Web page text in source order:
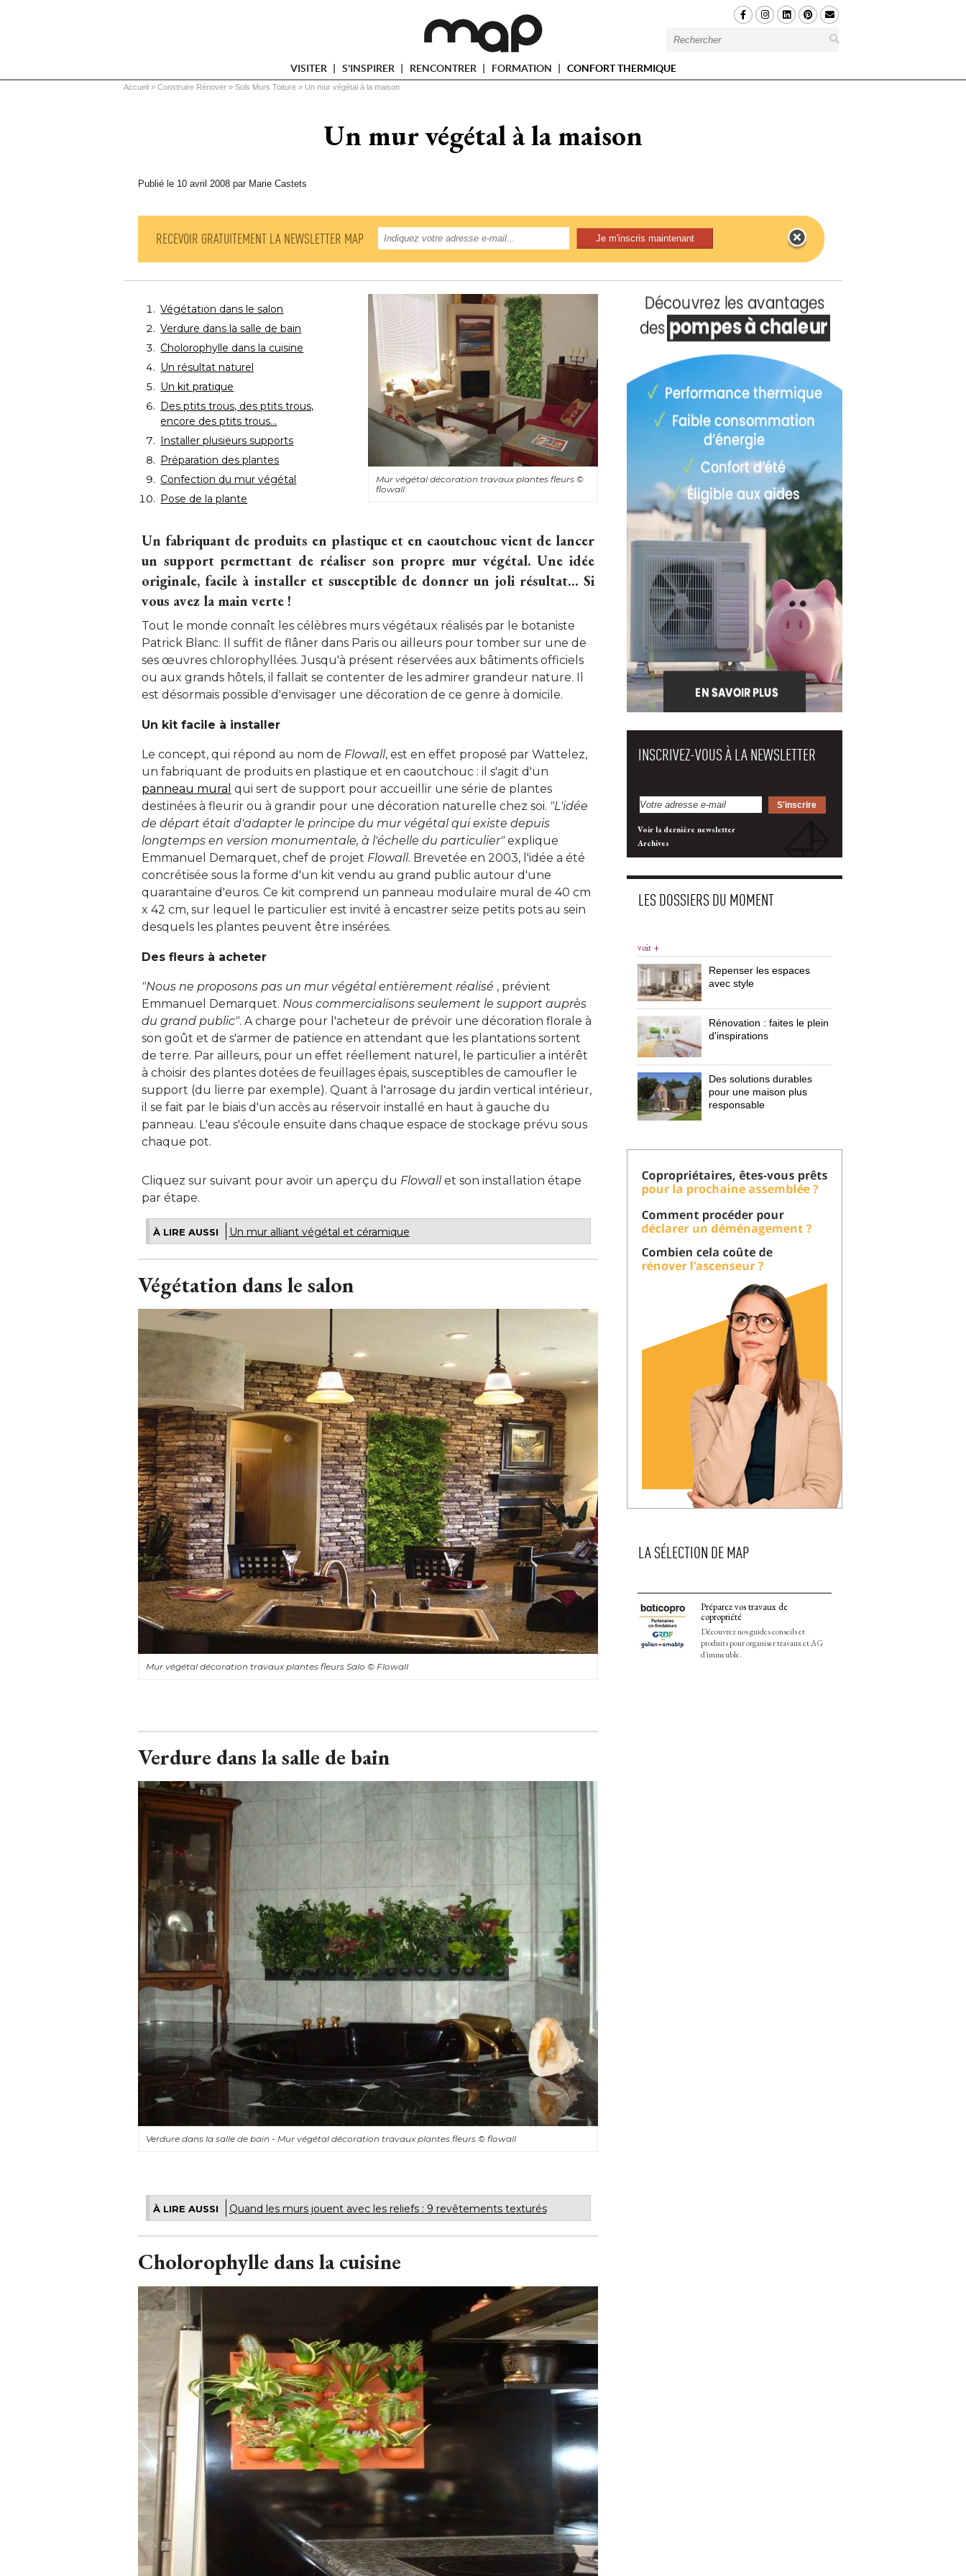
VISITER S'INSPIRER RENCONTRER FORMATION CONFORT THERMIQUE
Vous êtes ici
Accueil » Construire Rénover » Sols Murs Toiture » Un mur végétal à la maison
Un mur végétal à la maison
Publié le 10 avril 2008 par Marie Castets
RECEVOIR GRATUITEMENT LA NEWSLETTER MAP
Mur végétal décoration travaux plantes fleurs ©
flowall
Végétation dans le salon
Verdure dans la salle de bain
Cholorophylle dans la cuisine
Un résultat naturel
Un kit pratique
Des ptits trous, des ptits trous,
encore des ptits trous...
Installer plusieurs supports
Préparation des plantes
Confection du mur végétal
Pose de la plante
Un fabriquant de produits en plastique et en caoutchouc vient de lancer
un support permettant de réaliser son propre mur végétal. Une idée
originale, facile à installer et susceptible de donner un joli résultat... Si
vous avez la main verte !
Tout le monde connaît les célèbres murs végétaux réalisés par le botaniste
Patrick Blanc. Il suffit de flâner dans Paris ou ailleurs pour tomber sur une de
ses œuvres chlorophyllées. Jusqu'à présent réservées aux bâtiments officiels
ou aux grands hôtels, il fallait se contenter de les admirer grandeur nature. Il
est désormais possible d'envisager une décoration de ce genre à domicile.
Un kit facile à installer
Le concept, qui répond au nom de Flowall, est en effet proposé par Wattelez,
un fabriquant de produits en plastique et en caoutchouc : il s'agit d'un
panneau mural qui sert de support pour accueillir une série de plantes
destinées à fleurir ou à grandir pour une décoration naturelle chez soi. "L'idée
de départ était d'adapter le principe du mur végétal qui existe depuis
longtemps en version monumentale, à l'échelle du particulier" explique
Emmanuel Demarquet, chef de projet Flowall. Brevetée en 2003, l'idée a été
concrétisée sous la forme d'un kit vendu au grand public autour d'une
quarantaine d'euros. Ce kit comprend un panneau modulaire mural de 40 cm
x 42 cm, sur lequel le particulier est invité à encastrer seize petits pots au sein
desquels les plantes peuvent être insérées.
Des fleurs à acheter
"Nous ne proposons pas un mur végétal entièrement réalisé , prévient
Emmanuel Demarquet. Nous commercialisons seulement le support auprès
du grand public". A charge pour l'acheteur de prévoir une décoration florale à
son goût et de s'armer de patience en attendant que les plantations sortent
de terre. Par ailleurs, pour un effet réellement naturel, le particulier a intérêt
à choisir des plantes dotées de feuillages épais, susceptibles de camoufler le
support (du lierre par exemple). Quant à l'arrosage du jardin vertical intérieur,
il se fait par le biais d'un accès au réservoir installé en haut à gauche du
panneau. L'eau s'écoule ensuite dans chaque espace de stockage prévu sous
chaque pot.
Cliquez sur suivant pour avoir un aperçu du Flowallet son installation étape
par étape.
À LIRE AUSSI Un mur alliant végétal et céramique
Végétation dans le salon
Mur végétal décoration travaux plantes fleurs Salo© Flowall
Verdure dans la salle de bain
Verdure dans la salle de bain - Mur végétal décoration travaux plantes fleurs© flowall
À LIRE AUSSI Quand les murs jouent avec les reliefs : 9 revêtements texturés
Cholorophylle dans la cuisine
INSCRIVEZ-VOUS À LA NEWSLETTER
Voir la dernière newsletter
Archives
LES DOSSIERS DU MOMENT
voir +
Repenser les espaces
avec style
Rénovation : faites le plein
d'inspirations
Des solutions durables
pour une maison plus
responsable
LA SÉLECTION DE MAP
Préparez vos travaux de
copropriété
Découvrez nos guides conseils et
produits pour organiser travaux et AG
d'immeuble.